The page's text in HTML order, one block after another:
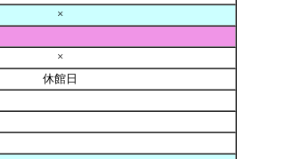
×
×
休館日